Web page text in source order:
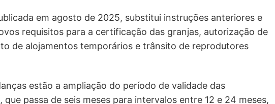
em agosto de 2025, substitui instruções anteriores e
requisitos para a certificação das granjas, autorização de
de alojamentos temporários e trânsito de reprodutores
estão a ampliação do período de validade das
passa de seis meses para intervalos entre 12 e 24 meses,